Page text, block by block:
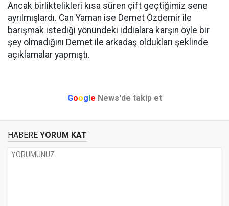
Ancak birliktelikleri kısa süren çift geçtiğimiz sene
ayrılmışlardı. Can Yaman ise Demet Özdemir ile
barışmak istediği yönündeki iddialara karşın öyle bir
şey olmadığını Demet ile arkadaş oldukları şeklinde
açıklamalar yapmıştı.
Google News'de takip et
HABERE YORUM KAT